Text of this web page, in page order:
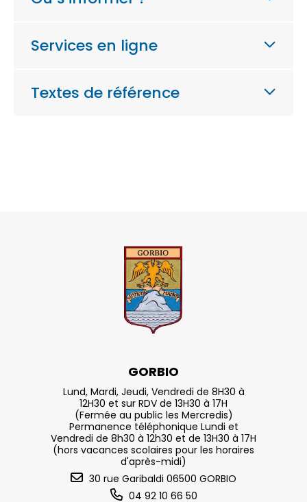
Services en ligne
Textes de référence
GORBIO
Lund, Mardi, Jeudi, Vendredi de 8H30 à
12H30 et sur RDV de 13H30 à 17H
(Fermée au public les Mercredis)
Permanence téléphonique Lundi et
Vendredi de 8h30 à 12h30 et de 13H30 à 17H
(hors vacances scolaires pour les horaires
d'après-midi)
30 rue Garibaldi 06500 GORBIO
04 92 10 66 50